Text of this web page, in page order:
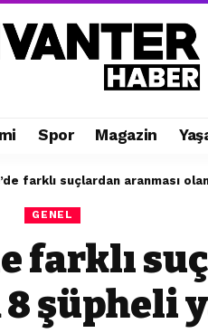
Spor Magazin
farklı suçlardan aranması
GENEL
farklı
şüpheli